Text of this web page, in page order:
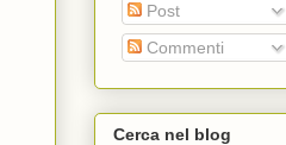
Post
Commenti
Cerca nel blog